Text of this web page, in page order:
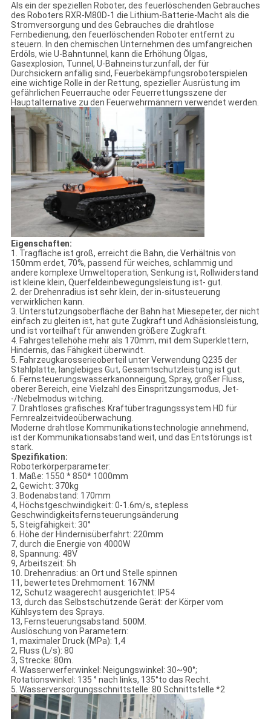
Als ein der speziellen Roboter, des feuerlöschenden Gebrauches
des Roboters RXR-M80D-1 die Lithium-Batterie-Macht als die
Stromversorgung und des Gebrauches die drahtlose
Fernbedienung, den feuerlöschenden Roboter entfernt zu
steuern. In den chemischen Unternehmen des umfangreichen
Erdöls, wie U-Bahntunnel, kann die Erhöhung Ölgas,
Gasexplosion, Tunnel, U-Bahneinsturzunfall, der für
Durchsickern anfällig sind, Feuerbekämpfungsroboterspielen
eine wichtige Rolle in der Rettung, spezieller Ausrüstung im
gefährlichen Feuerrauche oder Feuerrettungsszene der
Hauptalternative zu den Feuerwehrmännern verwendet werden.
Eigenschaften:
1. Tragfläche ist groß, erreicht die Bahn, die Verhältnis von
150mm erdet, 70%, passend für weiches, schlammig und
andere komplexe Umweltoperation, Senkung ist, Rollwiderstand
ist kleine klein, Querfeldeinbewegungsleistung ist- gut.
2. der Drehenradius ist sehr klein, der in-situsteuerung
verwirklichen kann.
3. Unterstützungsoberfläche der Bahn hat Miesepeter, der nicht
einfach zu gleiten ist, hat gute Zugkraft und Adhäsionsleistung,
und ist vorteilhaft für anwenden größere Zugkraft.
4. Fahrgestellehöhe mehr als 170mm, mit dem Superklettern,
Hindernis, das Fähigkeit überwindt.
5. Fahrzeugkarosserieoberteil unter Verwendung Q235 der
Stahlplatte, langlebiges Gut, Gesamtschutzleistung ist gut.
6. Fernsteuerungswasserkanonneigung, Spray, großer Fluss,
oberer Bereich, eine Vielzahl des Einspritzungsmodus, Jet-
-/Nebelmodus witching.
7. Drahtloses grafisches Kraftübertragungssystem HD für
Fernrealzeitvideoüberwachung.
Moderne drahtlose Kommunikationstechnologie annehmend,
ist der Kommunikationsabstand weit, und das Entstörungs ist
stark.
Spezifikation:
Roboterkörperparameter:
1. Maße: 1550 * 850* 1000mm
2, Gewicht: 370kg
3. Bodenabstand: 170mm
4, Höchstgeschwindigkeit: 0-1.6m/s, stepless
Geschwindigkeitsfernsteuerungsänderung
5, Steigfähigkeit: 30°
6. Höhe der Hindernisüberfahrt: 220mm
7, durch die Energie von 4000W
8, Spannung: 48V
9, Arbeitszeit: 5h
10. Drehenradius: an Ort und Stelle spinnen
11, bewertetes Drehmoment: 167NM
12, Schutz waagerecht ausgerichtet: IP54
13, durch das Selbstschützende Gerät: der Körper vom
Kühlsystem des Sprays.
13, Fernsteuerungsabstand: 500M.
Auslöschung von Parametern:
1, maximaler Druck (MPa): 1,4
2, Fluss (L/s): 80
3, Strecke: 80m.
4. Wasserwerferwinkel: Neigungswinkel: 30~90°;
Rotationswinkel: 135 ° nach links, 135°to das Recht.
5. Wasserversorgungsschnittstelle: 80 Schnittstelle *2